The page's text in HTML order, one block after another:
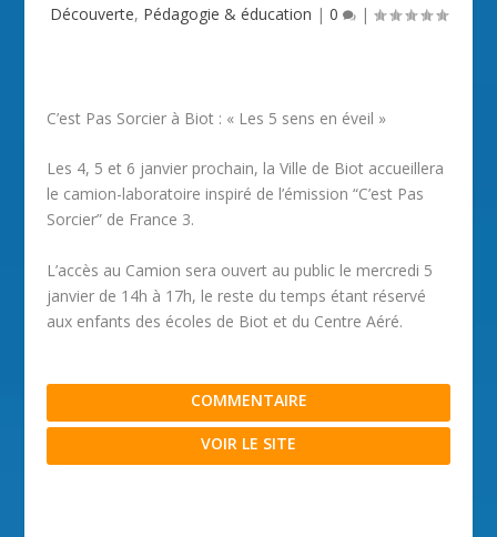
Découverte, Pédagogie & éducation | 0 |
C’est Pas Sorcier à Biot : « Les 5 sens en éveil »
Les 4, 5 et 6 janvier prochain, la Ville de Biot accueillera
le camion-laboratoire inspiré de l’émission “C’est Pas
Sorcier” de France 3.
L’accès au Camion sera ouvert au public le mercredi 5
janvier de 14h à 17h, le reste du temps étant réservé
aux enfants des écoles de Biot et du Centre Aéré.
COMMENTAIRE
VOIR LE SITE